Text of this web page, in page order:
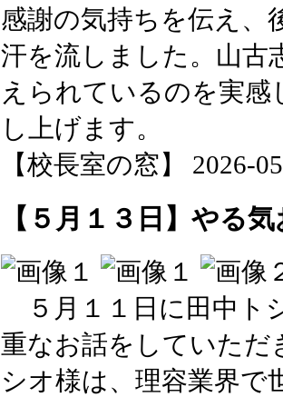
感謝の気持ちを伝え、
汗を流しました。山古
えられているのを実
し上げます。
【校長室の窓】 2026-
【５月１３日】やる
５月１１日に田中ト
重なお話をしていただ
シオ様は、理容業界で